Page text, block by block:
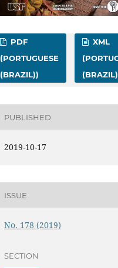
PDF
(PORTUGUESE
(BRAZIL))
XML
PUBLISHED
2019-10-17
ISSUE
No. 178 (2019)
SECTION